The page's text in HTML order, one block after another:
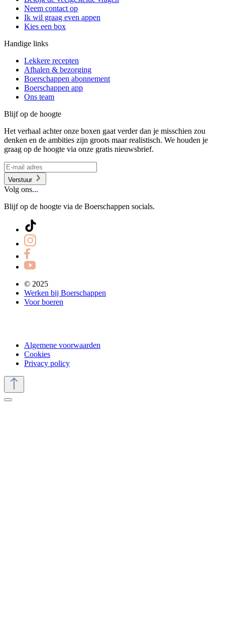
Neem contact op
Ik wil graag even appen
Kies een box
Handige links
Lekkere recepten
Afhalen & bezorging
Boerschappen abonnement
Boerschappen app
Ons team
Blijf op de hoogte
Het verhaal achter onze boxen gaat verder dan je misschien zou
denken en de ambities zijn groots maar realistisch. We houden je
graag op de hoogte via onze gratis nieuwsbrief.
Verstuur
Volg ons...
Blijf op de hoogte via de Boerschappen socials.
© 2025
Werken bij Boerschappen
Voor boeren
Algemene voorwaarden
Cookies
Privacy policy